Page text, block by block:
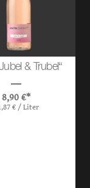
& Trubel“
8,90 €*
€/ Liter